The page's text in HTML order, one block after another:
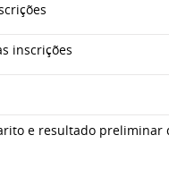
inscrições
e resultado preliminar